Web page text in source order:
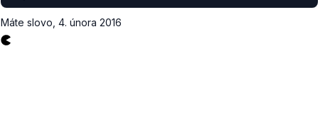
Máte slovo 4. února 2016